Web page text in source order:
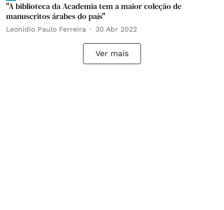
"A biblioteca da Academia tem a maior coleção de
manuscritos árabes do país"
Leonídio Paulo Ferreira 30 Abr 2022
Ver mais